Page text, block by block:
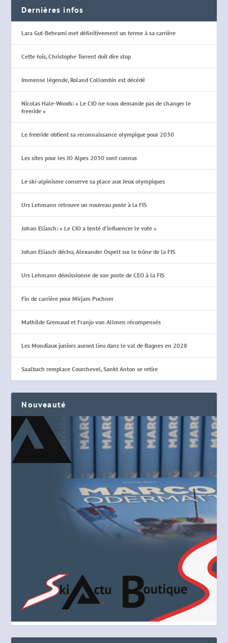
Dernières infos
Lara Gut-Behrami met définitivement un terme à sa carrière
Cette fois, Christophe Torrent doit dire stop
Immense légende, Roland Collombin est décédé
Nicolas Hale-Woods: « Le CIO ne nous demande pas de changer le
freeride »
Le freeride obtient sa reconnaissance olympique pour 2030
Les sites pour les JO Alpes 2030 sont connus
Le ski-alpinisme conserve sa place aux Jeux olympiques
Urs Lehmann retrouve un nouveau poste à la FIS
Johan Eliasch: « Le CIO a tenté d’influencer le vote »
Johan Eliasch déchu, Alexander Ospelt sur le trône de la FIS
Urs Lehmann démissionne de son poste de CEO à la FIS
Fin de carrière pour Mirjam Puchner
Mathilde Gremaud et Franjo von Allmen récompensés
Les Mondiaux juniors auront lieu dans le val de Bagnes en 2028
Saalbach remplace Courchevel, Sankt Anton se retire
Nouveauté